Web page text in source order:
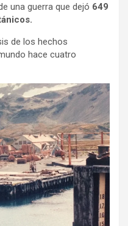
una guerra que dejó 649
de los hechos
hace cuatro